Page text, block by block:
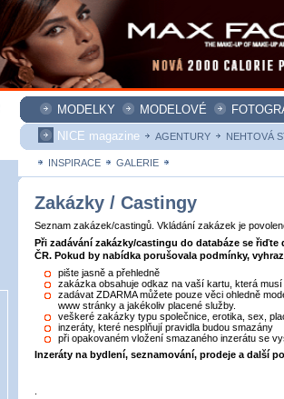
MODELKY MODELOVÉ
NICE magazine
AGENTURY NEHTOVÁ
INSPIRACE GALERIE
Zakázky / Castingy
Seznam zakázek/castingů. Vkládání zakázek je
Při zadávání zakázky/castingu do databáze se
ČR. Pokud by nabídka porušovala podmínky,
pište jasně a přehledně
zakázka obsahuje odkaz na vaší kartu, která
zadávat ZDARMA můžete pouze věci ohledně
www stránky a jakékoliv placené služby.
veškeré zakázky typu společnice, erotika, sex,
inzeráty, které nesplňují pravidla budou smazány
při opakovaném vložení smazaného inzerátu se
Inzeráty na bydlení, seznamování, prodeje a další